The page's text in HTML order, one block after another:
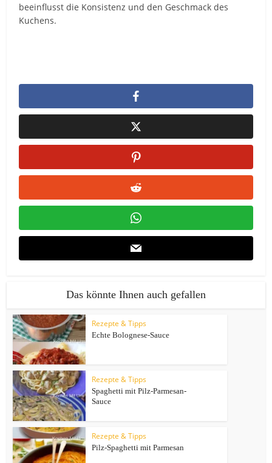
beeinflusst die Konsistenz und den Geschmack des
Kuchens.
Das könnte Ihnen auch gefallen
Rezepte & Tipps
Echte Bolognese-Sauce
Rezepte & Tipps
Spaghetti mit Pilz-Parmesan-
Sauce
Rezepte & Tipps
Pilz-Spaghetti mit Parmesan